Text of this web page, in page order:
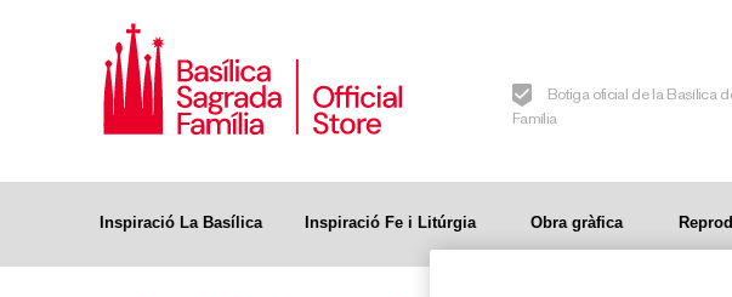
Botiga oficial de la Basílica
Família
Inspiració La Basílica Inspiració Fe i Litúrgia Obra gràfica